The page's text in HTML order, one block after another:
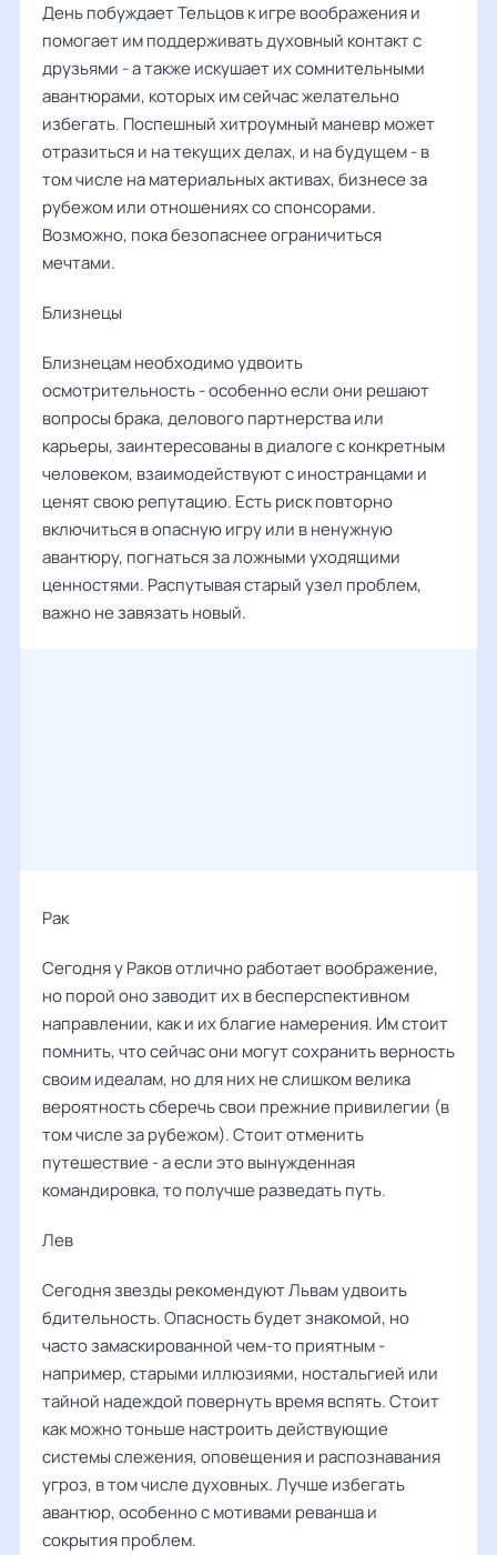
День побуждает Тельцов к игре воображения и
помогает им поддерживать духовный контакт с
друзьями - а также искушает их сомнительными
авантюрами, которых им сейчас желательно
избегать. Поспешный хитроумный маневр может
отразиться и на текущих делах, и на будущем - в
том числе на материальных активах, бизнесе за
рубежом или отношениях со спонсорами.
Возможно, пока безопаснее ограничиться
мечтами.
Близнецы
Близнецам необходимо удвоить
осмотрительность - особенно если они решают
вопросы брака, делового партнерства или
карьеры, заинтересованы в диалоге с конкретным
человеком, взаимодействуют с иностранцами и
ценят свою репутацию. Есть риск повторно
включиться в опасную игру или в ненужную
авантюру, погнаться за ложными уходящими
ценностями. Распутывая старый узел проблем,
важно не завязать новый.
Рак ‌‌
Сегодня у Раков отлично работает воображение,
но порой оно заводит их в бесперспективном
направлении, как и их благие намерения. Им стоит
помнить, что сейчас они могут сохранить верность
своим идеалам, но для них не слишком велика
вероятность сберечь свои прежние привилегии (в
том числе за рубежом). Стоит отменить
путешествие - а если это вынужденная
командировка, то получше разведать путь.
Лев ‌‌
Сегодня звезды рекомендуют Львам удвоить
бдительность. Опасность будет знакомой, но
часто замаскированной чем-то приятным -
например, старыми иллюзиями, ностальгией или
тайной надеждой повернуть время вспять. Стоит
как можно тоньше настроить действующие
системы слежения, оповещения и распознавания
угроз, в том числе духовных. Лучше избегать
авантюр, особенно с мотивами реванша и
сокрытия проблем.